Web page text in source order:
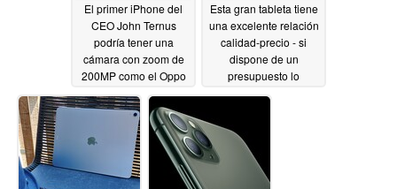
El primer iPhone del
CEO John Ternus
podría tener una
cámara con zoom de
200MP como el Oppo
una filtración
04/22/2026
Esta gran tableta tiene
una excelente relación
calidad-precio - si
dispone de un
presupuesto lo